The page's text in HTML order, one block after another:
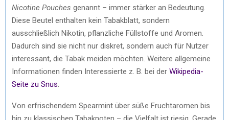
Nicotine Pouches genannt – immer stärker an Bedeutung.
Diese Beutel enthalten kein Tabakblatt, sondern
ausschließlich Nikotin, pflanzliche Füllstoffe und Aromen.
Dadurch sind sie nicht nur diskret, sondern auch für Nutzer
interessant, die Tabak meiden möchten. Weitere allgemeine
Informationen finden Interessierte z. B. bei der Wikipedia-
Seite zu Snus
Von erfrischendem Spearmint über süße Fruchtaromen bis